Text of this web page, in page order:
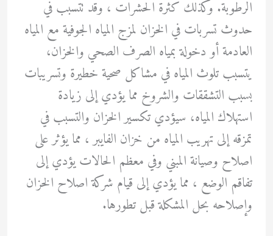
الرطوبة. وكذلك كثرة الحشرات ، وقد تتسبب في
حدوث تسربات في الخزان لمزج المياه الجوفية مع المياه
العادمة أو دخولة بمياه الصرف الصحي والخزان،
يتسبب تلوث المياه في مشاكل صحية خطيرة وتسريبات
بسبب التشققات والشروخ مما يؤدي إلى زيادة
استهلاك المياه، سيؤدي تكسير الخزان والتسبب في
تمزقه إلى تهريب المياه من خزان الفايبر ، مما يؤثر على
اصلاح وصيانة المبني وفي معظم الحالات يؤدي إلى
تفاقم الوضع ، مما يؤدي إلى قيام شركة اصلاح الخزان
وإصلاحه بحل المشكلة قبل تطورها.